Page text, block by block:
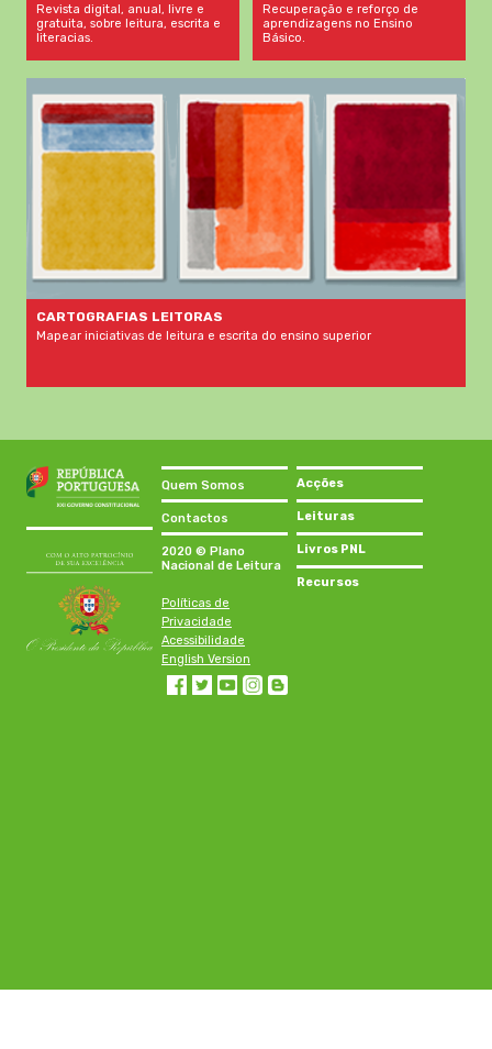
Revista digital, anual, livre e
gratuita, sobre leitura, escrita e
literacias.
Recuperação e reforço de
aprendizagens no Ensino
Básico.
CARTOGRAFIAS LEITORAS
Mapear iniciativas de leitura e escrita do ensino superior
Quem Somos
Contactos
2020 © Plano
Nacional de Leitura
Políticas de
Privacidade
Acessibilidade
English Version
Acções
Leituras
Livros PNL
Recursos